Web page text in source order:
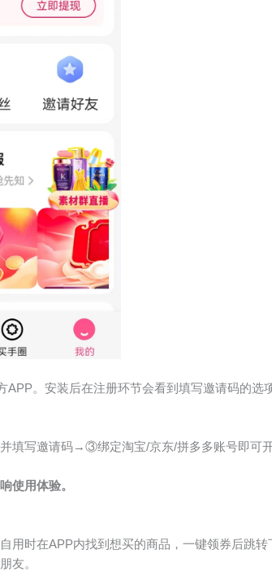
APP。安装后在注册环节会看到填写邀请码的选
写邀请码→③绑定淘宝/京东/拼多多账号即可开
使用体验。
用时在APP内找到想买的商品，一键领券后跳
友。